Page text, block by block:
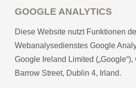
GOOGLE ANALYTICS
Diese Website nutzt Funktionen
Webanalysedienstes Google
Google Ireland Limited
Barrow Street, Dublin 4, Irland.